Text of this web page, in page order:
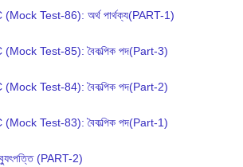
Test-86): অর্থ পার্থক্য(PART-1)
Test-85): বৈকল্পিক পদ(Part-3)
Test-84): বৈকল্পিক পদ(Part-2)
Test-83): বৈকল্পিক পদ(Part-1)
(PART-2)